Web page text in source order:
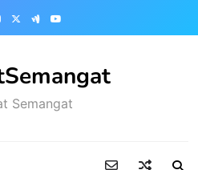
Semangat